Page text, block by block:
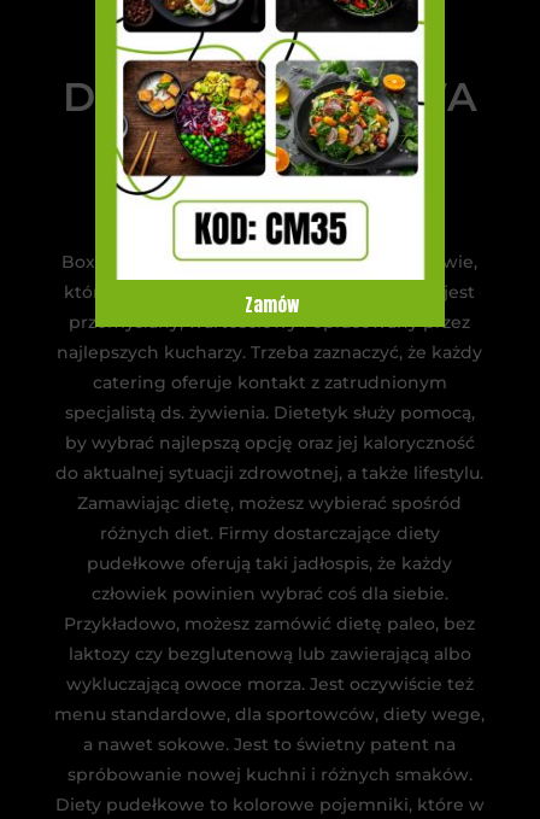
DIETA PUDEŁKOWA
– RECEPTA NA
LEPSZE ŻYCIE
Boxy ułatwiają również dbanie o swoje zdrowie,
które jest przecież kluczowe. Każdy posiłek jest
przemyślany, wartościowy i opracowany przez
najlepszych kucharzy. Trzeba zaznaczyć, że każdy
catering oferuje kontakt z zatrudnionym
specjalistą ds. żywienia. Dietetyk służy pomocą,
by wybrać najlepszą opcję oraz jej kaloryczność
do aktualnej sytuacji zdrowotnej, a także lifestylu.
Zamawiając dietę, możesz wybierać spośród
różnych diet. Firmy dostarczające diety
pudełkowe oferują taki jadłospis, że każdy
człowiek powinien wybrać coś dla siebie.
Przykładowo, możesz zamówić dietę paleo, bez
laktozy czy bezglutenową lub zawierającą albo
wykluczającą owoce morza. Jest oczywiście też
menu standardowe, dla sportowców, diety wege,
a nawet sokowe. Jest to świetny patent na
spróbowanie nowej kuchni i różnych smaków.
Diety pudełkowe to kolorowe pojemniki, które w
Zamów